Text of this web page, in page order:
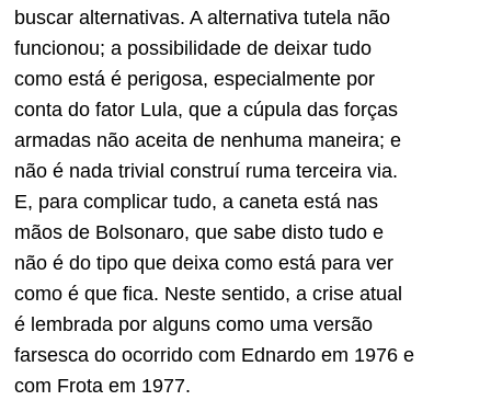
buscar alternativas. A alternativa tutela não
funcionou; a possibilidade de deixar tudo
como está é perigosa, especialmente por
conta do fator Lula, que a cúpula das forças
armadas não aceita de nenhuma maneira; e
não é nada trivial construí ruma terceira via.
E, para complicar tudo, a caneta está nas
mãos de Bolsonaro, que sabe disto tudo e
não é do tipo que deixa como está para ver
como é que fica. Neste sentido, a crise atual
é lembrada por alguns como uma versão
farsesca do ocorrido com Ednardo em 1976 e
com Frota em 1977.